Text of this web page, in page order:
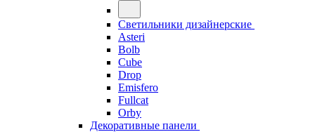
Светильники дизайнерские
Asteri
Bolb
Cube
Drop
Emisfero
Fullcat
Orby
Декоративные панели